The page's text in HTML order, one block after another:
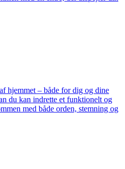
hjemmet – både for dig og dine
du kan indrette et funktionelt og
med både orden, stemning og